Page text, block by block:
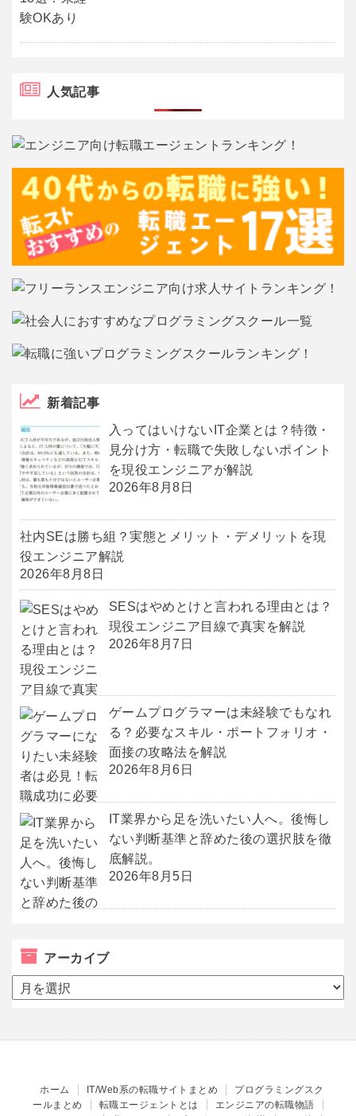
人気記事
新着記事
入ってはいけないIT企業とは？特徴・
見分け方・転職で失敗しないポイント
を現役エンジニアが解説
2026年8月8日
社内SEは勝ち組？実態とメリット・デメリットを現
役エンジニア解説
2026年8月8日
SESはやめとけと言われる理由とは？
現役エンジニア目線で真実を解説
2026年8月7日
ゲームプログラマーは未経験でもなれ
る？必要なスキル・ポートフォリオ・
面接の攻略法を解説
2026年8月6日
IT業界から足を洗いたい人へ。後悔し
ない判断基準と辞めた後の選択肢を徹
底解説。
2026年8月5日
アーカイブ
ア
ー
ホーム IT/Web系の転職サイトまとめ
プログラミングスク
ールまとめ
転職エージェントとは
エンジニアの転職物語